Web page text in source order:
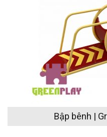
Bập bênh |